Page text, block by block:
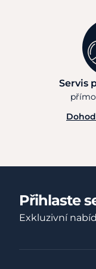
Servis
Přihlaste
Exkluzivní